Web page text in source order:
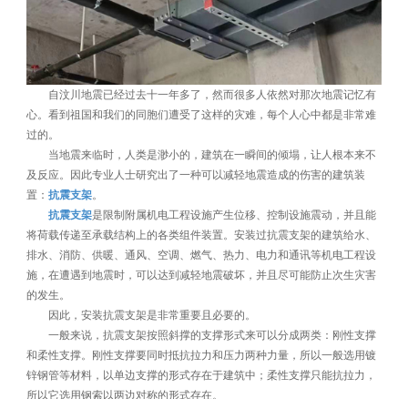
自汶川地震已经过去十一年多了，然而很多人依然对那次地震记忆有
心。看到祖国和我们的同胞们遭受了这样的灾难，每个人心中都是非常难
过的。
当地震来临时，人类是渺小的，建筑在一瞬间的倾塌，让人根本来不
及反应。因此专业人士研究出了一种可以减轻地震造成的伤害的建筑装
置：抗震支架。
抗震支架是限制附属机电工程设施产生位移、控制设施震动，并且能
将荷载传递至承载结构上的各类组件装置。安装过抗震支架的建筑给水、
排水、消防、供暖、通风、空调、燃气、热力、电力和通讯等机电工程设
施，在遭遇到地震时，可以达到减轻地震破坏，并且尽可能防止次生灾害
的发生。
因此，安装抗震支架是非常重要且必要的。
一般来说，抗震支架按照斜撑的支撑形式来可以分成两类：刚性支撑
和柔性支撑。刚性支撑要同时抵抗拉力和压力两种力量，所以一般选用镀
锌钢管等材料，以单边支撑的形式存在于建筑中；柔性支撑只能抗拉力，
所以它选用钢索以两边对称的形式存在。